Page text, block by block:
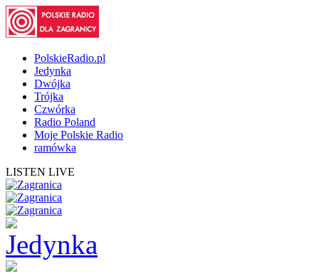
PolskieRadio.pl
Jedynka
Dwójka
Trójka
Czwórka
Radio Poland
Moje Polskie Radio
ramówka
LISTEN LIVE